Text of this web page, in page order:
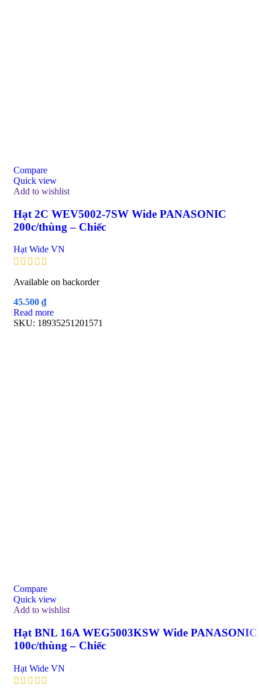
Compare
Quick view
Add to wishlist
Hạt 2C WEV5002-7SW Wide PANASONIC
200c/thùng – Chiếc
Hạt Wide VN
Available on backorder
45.500 ₫
Read more
SKU: 18935251201571
Compare
Quick view
Add to wishlist
Hạt BNL 16A WEG5003KSW Wide PANASONIC
100c/thùng – Chiếc
Hạt Wide VN